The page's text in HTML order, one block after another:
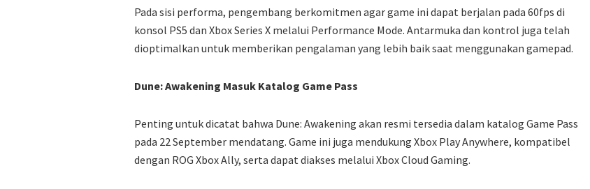
Pada sisi performa, pengembang berkomitmen agar game ini dapat berjalan pada 60fps di
konsol PS5 dan Xbox Series X melalui Performance Mode. Antarmuka dan kontrol juga telah
dioptimalkan untuk memberikan pengalaman yang lebih baik saat menggunakan gamepad.
Dune: Awakening Masuk Katalog Game Pass
Penting untuk dicatat bahwa Dune: Awakening akan resmi tersedia dalam katalog Game Pass
pada 22 September mendatang. Game ini juga mendukung Xbox Play Anywhere, kompatibel
dengan ROG Xbox Ally, serta dapat diakses melalui Xbox Cloud Gaming.